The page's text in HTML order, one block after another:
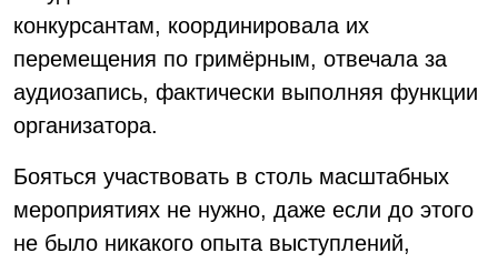
конкурсантам, координировала их
перемещения по гримёрным, отвечала за
аудиозапись, фактически выполняя функции
организатора.
Бояться участвовать в столь масштабных
мероприятиях не нужно, даже если до этого
не было никакого опыта выступлений,